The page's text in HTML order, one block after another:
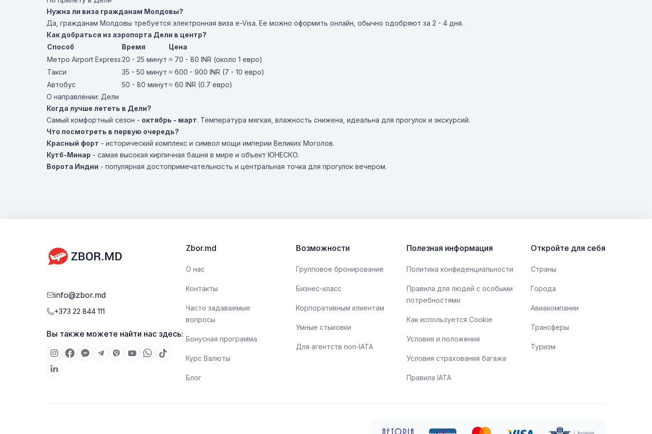
Нужна ли виза гражданам Молдовы?
Да, гражданам Молдовы требуется электронная виза e-Visa. Ее можно оформить онлайн, обычно одобряют за 2 - 4 дня.
Как добраться из аэропорта Дели в центр?
Способ
Время
Цена
Метро Airport Express20 - 25 минут ≈ 70 - 80 INR (около 1 евро)
Такси
35 - 50 минут ≈ 600 - 900 INR (7 - 10 евро)
Автобус
50 - 80 минут≈ 60 INR (0.7 евро)
О направлении: Дели
Когда лучше лететь в Дели?
Самый комфортный сезон - октябрь - март. Температура мягкая, влажность снижена, идеальна для прогулок и экскурсий.
Что посмотреть в первую очередь?
Красный форт - исторический комплекс и символ мощи империи Великих Моголов.
Кутб-Минар - самая высокая кирпичная башня в мире и объект ЮНЕСКО.
Ворота Индии - популярная достопримечательность и центральная точка для прогулок вечером.
info@zbor.md
+373 22 844 111
Вы также можете найти нас здесь:
Zbor.md
О нас
Контакты
Часто задаваемые
вопросы
Бонусная программа
Курс Валюты
Блог
Возможности
Групповое бронирование
Бизнес-класс
Корпоративным клиентам
Умные стыковки
Для агентств non-IATA
Полезная информация
Политика конфиденциальности
Правила для людей с особыми
потребностями
Как используется Cookie
Условия и положения
Условия страхования багажа
Правила IATA
Откройте для себя
Страны
Города
Авиакомпании
Трансферы
Туризм